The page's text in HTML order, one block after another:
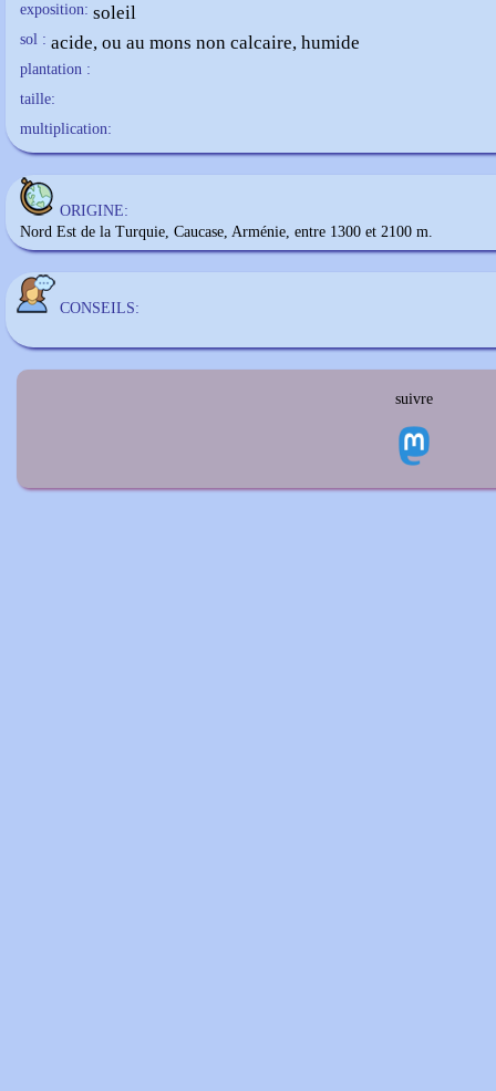
exposition: soleil
sol : acide, ou au mons non calcaire, humide
plantation :
taille:
multiplication:
ORIGINE:
Nord Est de la Turquie, Caucase, Arménie, entre 1300 et 2100 m.
CONSEILS:
suivre